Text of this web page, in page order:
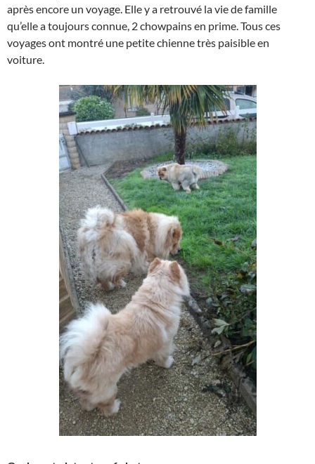
après encore un voyage. Elle y a retrouvé la vie de famille
qu’elle a toujours connue, 2 chowpains en prime. Tous ces
voyages ont montré une petite chienne très paisible en
voiture.